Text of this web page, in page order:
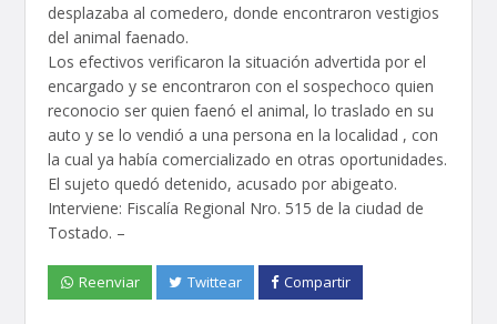
desplazaba al comedero, donde encontraron vestigios
del animal faenado.
Los efectivos verificaron la situación advertida por el
encargado y se encontraron con el sospechoco quien
reconocio ser quien faenó el animal, lo traslado en su
auto y se lo vendió a una persona en la localidad , con
la cual ya había comercializado en otras oportunidades.
El sujeto quedó detenido, acusado por abigeato.
Interviene: Fiscalía Regional Nro. 515 de la ciudad de
Tostado. –
Reenviar Twittear Compartir